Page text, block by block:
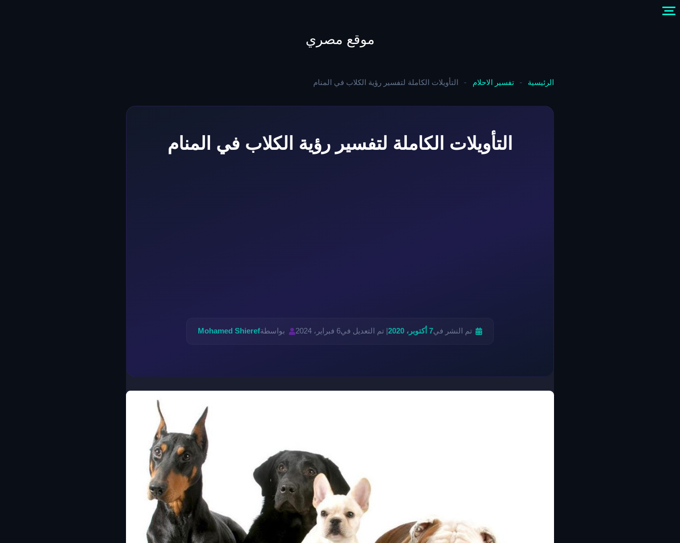
موقع مصري
الرئيسية - تفسير الاحلام - التأويلات الكاملة لتفسير رؤية الكلاب في المنام
التأويلات الكاملة لتفسير رؤية الكلاب في المنام
تم النشر في7 أكتوبر، 2020 | تم التعديل في6 فبراير، 2024 بواسطةMohamed Shieref